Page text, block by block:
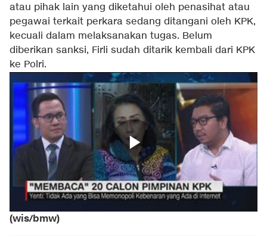
atau pihak lain yang diketahui oleh penasihat atau
pegawai terkait perkara sedang ditangani oleh KPK,
kecuali dalam melaksanakan tugas. Belum
diberikan sanksi, Firli sudah ditarik kembali dari KPK
ke Polri.
(wis/bmw)